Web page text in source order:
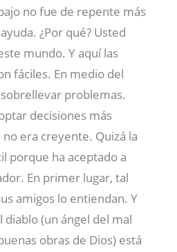
no fue de repente más
¿Por qué? Usted
mundo. Y aquí las
fáciles. En medio del
problemas.
decisiones más
era creyente. Quizá la
porque ha aceptado a
En primer lugar, tal
amigos lo entiendan. Y
diablo (un ángel del mal
obras de Dios) está